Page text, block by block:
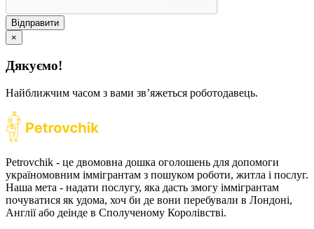
Відправити
×
Дякуємо!
Найближчим часом з вами звʼяжеться роботодавець.
Petrovchik - це двомовна дошка оголошень для допомоги
україномовним іммігрантам з пошуком роботи, житла і послуг.
Наша мета - надати послугу, яка дасть змогу іммігрантам
почуватися як удома, хоч би де вони перебували в Лондоні,
Англії або деінде в Сполученому Королівстві.